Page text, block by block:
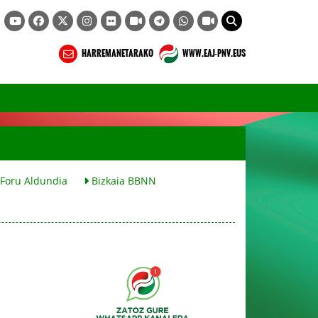
HARREMANETARAKO WWW.EAJ-PNV.EUS
Aldundia Bizkaia BBNN